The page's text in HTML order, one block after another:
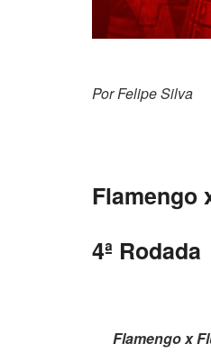
Por
Flamengo
4ª Rodada
Flamengo x